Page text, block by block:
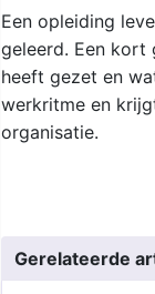
Een opleiding
geleerd. Een kort
heeft gezet en
werkritme en
organisatie.
Gerelateerde